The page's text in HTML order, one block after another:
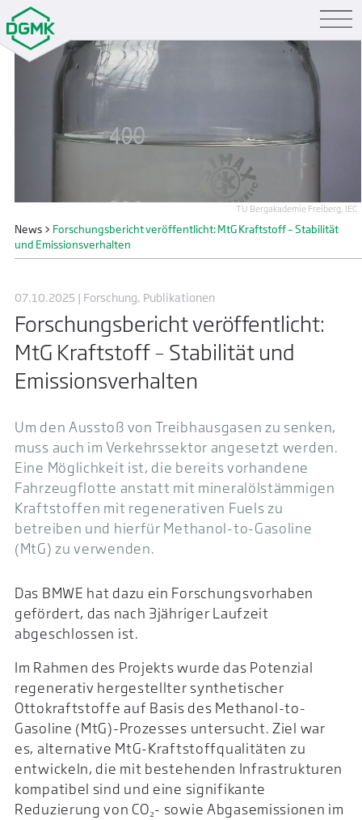
TU Bergakademie Freiberg, IEC
News> Forschungsbericht veröffentlicht: MtG Kraftstoff – Stabilität
und Emissionsverhalten
07.10.2025 | Forschung, Publikationen
Forschungsbericht veröffentlicht:
MtG Kraftstoff – Stabilität und
Emissionsverhalten
Um den Ausstoß von Treibhausgasen zu senken,
muss auch im Verkehrssektor angesetzt werden.
Eine Möglichkeit ist, die bereits vorhandene
Fahrzeugflotte anstatt mit mineralölstämmigen
Kraftstoffen mit regenerativen Fuels zu
betreiben und hierfür Methanol-to-Gasoline
(MtG) zu verwenden.
Das BMWE hat dazu ein Forschungsvorhaben
gefördert, das nach 3jähriger Laufzeit
abgeschlossen ist.
Im Rahmen des Projekts wurde das Potenzial
regenerativ hergestellter synthetischer
Ottokraftstoffe auf Basis des Methanol-to-
Gasoline (MtG)-Prozesses untersucht. Ziel war
es, alternative MtG-Kraftstoffqualitäten zu
entwickeln, die mit bestehenden Infrastrukturen
kompatibel sind und eine signifikante
Reduzierung von CO₂- sowie Abgasemissionen im